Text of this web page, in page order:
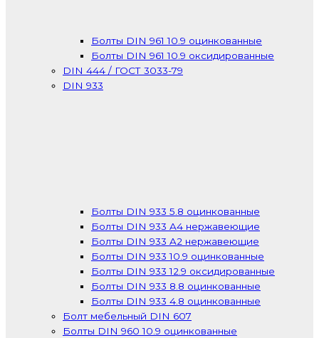
Болты DIN 961 10.9 оцинкованные
Болты DIN 961 10.9 оксидированные
DIN 444 / ГОСТ 3033-79
DIN 933
Болты DIN 933 5.8 оцинкованные
Болты DIN 933 A4 нержавеющие
Болты DIN 933 A2 нержавеющие
Болты DIN 933 10.9 оцинкованные
Болты DIN 933 12.9 оксидированные
Болты DIN 933 8.8 оцинкованные
Болты DIN 933 4.8 оцинкованные
Болт мебельный DIN 607
Болты DIN 960 10.9 оцинкованные